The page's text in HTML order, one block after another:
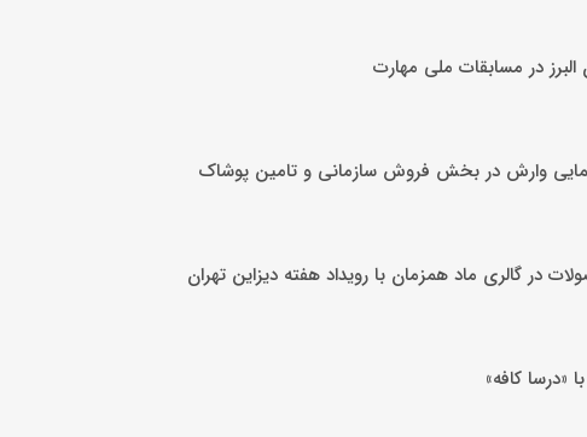
در مسابقات ملی مهارت
وارش در بخش فروش سازمانی و تامین پوشاک
در گالری ماد همزمان با رویداد هفته دیزاین تهران
«درسا‌ کافه»